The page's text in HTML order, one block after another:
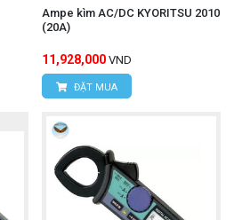
Ampe kìm AC/DC KYORITSU 2010
(20A)
11,928,000 VND
ĐẶT MUA